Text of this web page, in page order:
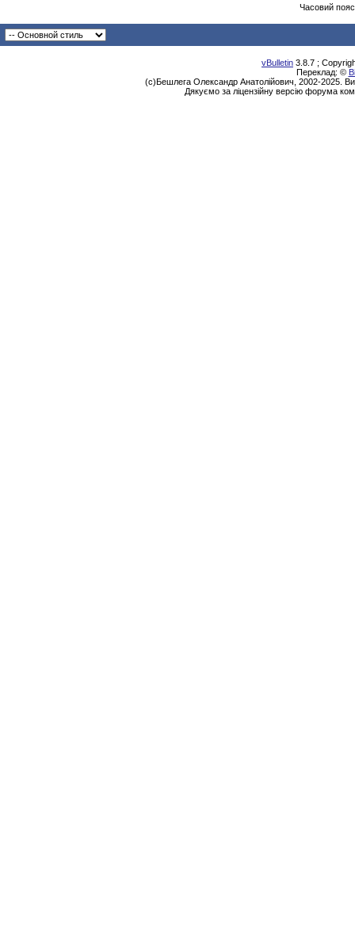
Часовий
vBulletin 3.8.7 ;
Переклад: ©
(с)Бешлега Олександр Анатолійович, 2002-2025.
Дякуємо за ліцензійну версію форума